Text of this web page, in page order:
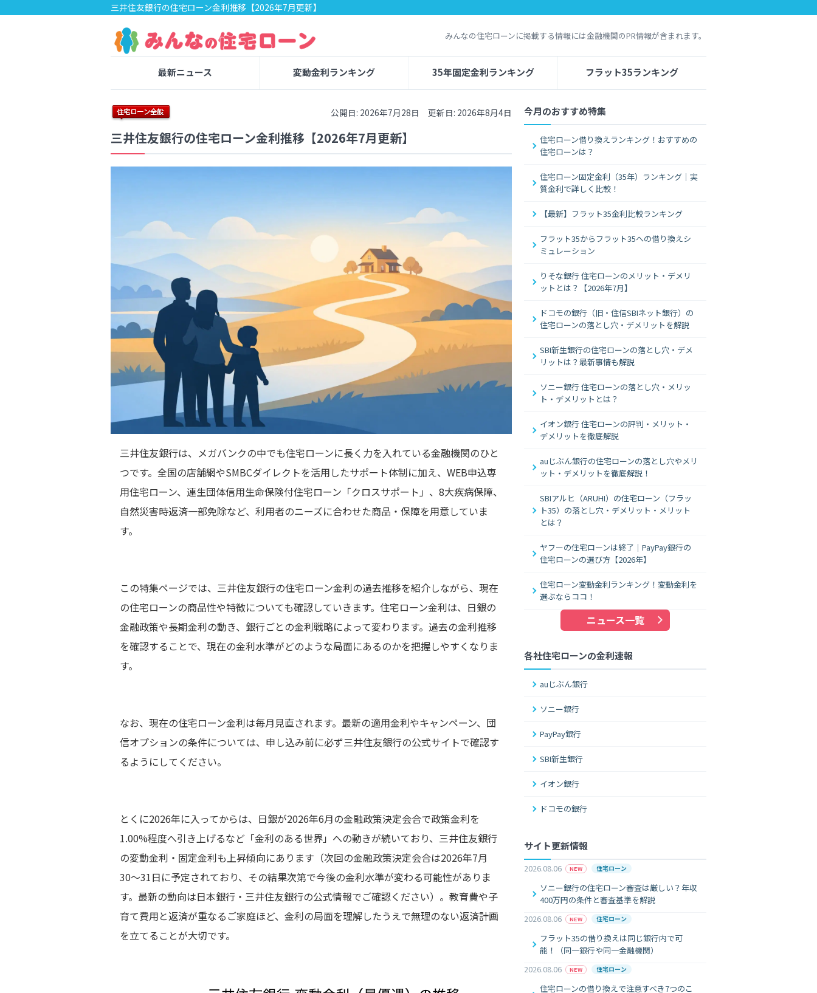
三井住友銀行の住宅ローン金利推移【2026年7月更新】
みんなの住宅ローンに掲載する情報には金融機関のPR情報が含まれます。
最新ニュース 変動金利ランキング 35年固定金利ランキング フラット35ランキング
公開日: 2026年7月28日 更新日: 2026年8月4日
三井住友銀行の住宅ローン金利推移【2026年7月更新】
三井住友銀行は、メガバンクの中でも住宅ローンに長く力を入れている金融機関のひと
つです。全国の店舗網やSMBCダイレクトを活用したサポート体制に加え、WEB申込専
用住宅ローン、連生団体信用生命保険付住宅ローン「クロスサポート」、8大疾病保障、
自然災害時返済一部免除など、利用者のニーズに合わせた商品・保障を用意していま
す。
この特集ページでは、三井住友銀行の住宅ローン金利の過去推移を紹介しながら、現在
の住宅ローンの商品性や特徴についても確認していきます。住宅ローン金利は、日銀の
金融政策や長期金利の動き、銀行ごとの金利戦略によって変わります。過去の金利推移
を確認することで、現在の金利水準がどのような局面にあるのかを把握しやすくなりま
す。
なお、現在の住宅ローン金利は毎月見直されます。最新の適用金利やキャンペーン、団
信オプションの条件については、申し込み前に必ず三井住友銀行の公式サイトで確認す
るようにしてください。
とくに2026年に入ってからは、日銀が2026年6月の金融政策決定会合で政策金利を
1.00%程度へ引き上げるなど「金利のある世界」への動きが続いており、三井住友銀行
の変動金利・固定金利も上昇傾向にあります（次回の金融政策決定会合は2026年7月
30〜31日に予定されており、その結果次第で今後の金利水準が変わる可能性がありま
す。最新の動向は日本銀行・三井住友銀行の公式情報でご確認ください）。教育費や子
育て費用と返済が重なるご家庭ほど、金利の局面を理解したうえで無理のない返済計画
を立てることが大切です。
今月のおすすめ特集
住宅ローン借り換えランキング！おすすめの
住宅ローンは？
住宅ローン固定金利（35年）ランキング｜実
質金利で詳しく比較！
【最新】フラット35金利比較ランキング
フラット35からフラット35への借り換えシ
ミュレーション
りそな銀行 住宅ローンのメリット・デメリ
ットとは？【2026年7月】
ドコモの銀行（旧・住信SBIネット銀行）の
住宅ローンの落とし穴・デメリットを解説
SBI新生銀行の住宅ローンの落とし穴・デメ
リットは？最新事情も解説
ソニー銀行 住宅ローンの落とし穴・メリッ
ト・デメリットとは？
イオン銀行 住宅ローンの評判・メリット・
デメリットを徹底解説
auじぶん銀行の住宅ローンの落とし穴やメリ
ット・デメリットを徹底解説！
SBIアルヒ（ARUHI）の住宅ローン（フラッ
ト35）の落とし穴・デメリット・メリット
とは？
ヤフーの住宅ローンは終了｜PayPay銀行の
住宅ローンの選び方【2026年】
住宅ローン変動金利ランキング！変動金利を
選ぶならココ！
ニュース一覧
各社住宅ローンの金利速報
auじぶん銀行
ソニー銀行
PayPay銀行
SBI新生銀行
イオン銀行
ドコモの銀行
サイト更新情報
2026.08.06 NEW 住宅ローン
ソニー銀行の住宅ローン審査は厳しい？年収
400万円の条件と審査基準を解説
2026.08.06
NEW 住宅ローン
フラット35の借り換えは同じ銀行内で可
能！（同一銀行や同一金融機関）
2026.08.06
NEW 住宅ローン
住宅ローンの借り換えで注意すべき7つのこ